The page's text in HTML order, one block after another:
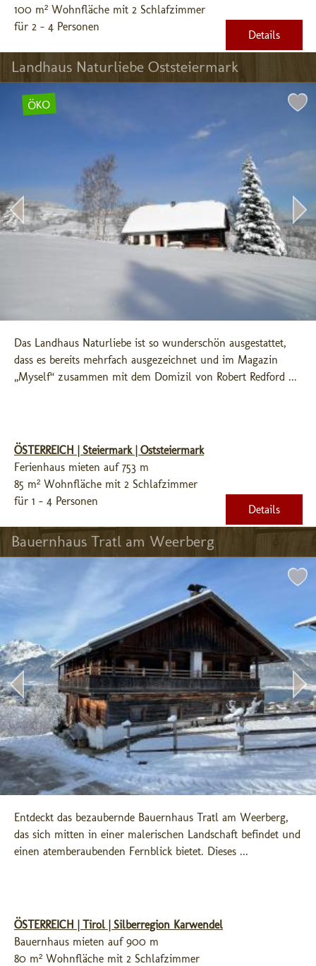
100 m² Wohnfläche mit 2 Schlafzimmer
für 2 - 4 Personen
Details
Landhaus Naturliebe Oststeiermark
ÖKO
Das Landhaus Naturliebe ist so wunderschön ausgestattet,
dass es bereits mehrfach ausgezeichnet und im Magazin
„Myself“ zusammen mit dem Domizil von Robert Redford ...
ÖSTERREICH | Steiermark | Oststeiermark
Ferienhaus mieten auf 753 m
85 m² Wohnfläche mit 2 Schlafzimmer
für 1 - 4 Personen
Details
Bauernhaus Tratl am Weerberg
Entdeckt das bezaubernde Bauernhaus Tratl am Weerberg,
das sich mitten in einer malerischen Landschaft befindet und
einen atemberaubenden Fernblick bietet. Dieses ...
ÖSTERREICH | Tirol | Silberregion Karwendel
Bauernhaus mieten auf 900 m
80 m² Wohnfläche mit 2 Schlafzimmer